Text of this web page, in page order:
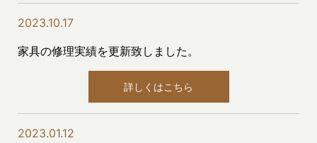
2023.10.17
家具の修理実績を更新致しました。
詳しくはこちら
2023.01.12